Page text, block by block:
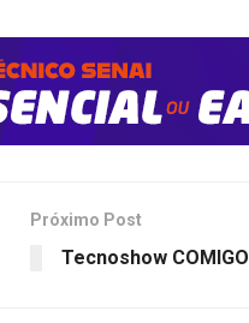
Próximo Post
Tecnoshow COMIGO